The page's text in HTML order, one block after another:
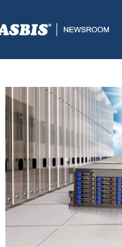
ASBIS.BA>SUPPLIERS> ASBIS